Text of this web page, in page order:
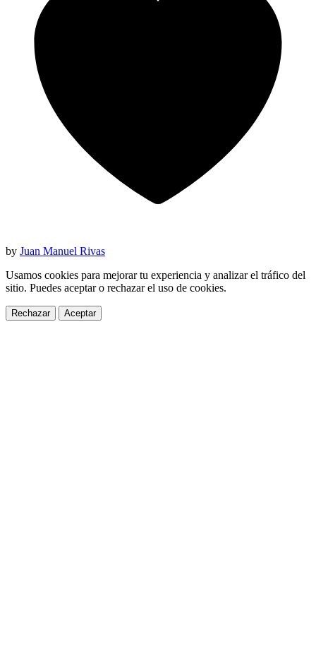
by Juan Manuel Rivas
Usamos cookies para mejorar tu experiencia y analizar el tráfico del
sitio. Puedes aceptar o rechazar el uso de cookies.
Rechazar Aceptar